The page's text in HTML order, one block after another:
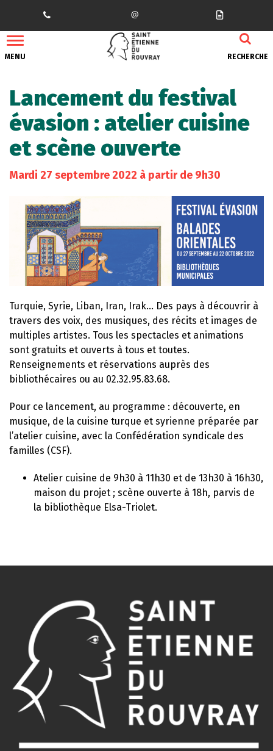
MENU RECHERCHE
Lancement du festival
évasion : atelier cuisine
et scène ouverte
Mardi 27 septembre 2022 à partir de 9h30
Turquie, Syrie, Liban, Iran, Irak… Des pays à découvrir à
travers des voix, des musiques, des récits et images de
multiples artistes. Tous les spectacles et animations
sont gratuits et ouverts à tous et toutes.
Renseignements et réservations auprès des
bibliothécaires ou au 02.32.95.83.68.
Pour ce lancement, au programme : découverte, en
musique, de la cuisine turque et syrienne préparée par
l’atelier cuisine, avec la Confédération syndicale des
familles (CSF).
Atelier cuisine de 9h30 à 11h30 et de 13h30 à 16h30,
maison du projet ; scène ouverte à 18h, parvis de
la bibliothèque Elsa-Triolet.